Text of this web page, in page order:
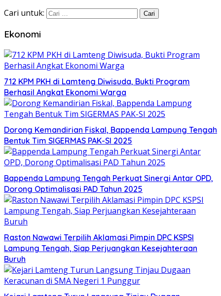
Cari untuk:
Ekonomi
712 KPM PKH di Lamteng Diwisuda, Bukti Program
Berhasil Angkat Ekonomi Warga
Dorong Kemandirian Fiskal, Bappenda Lampung Tengah
Bentuk Tim SIGERMAS PAK-SI 2025
Bappenda Lampung Tengah Perkuat Sinergi Antar OPD,
Dorong Optimalisasi PAD Tahun 2025
Raston Nawawi Terpilih Aklamasi Pimpin DPC KSPSI
Lampung Tengah, Siap Perjuangkan Kesejahteraan
Buruh